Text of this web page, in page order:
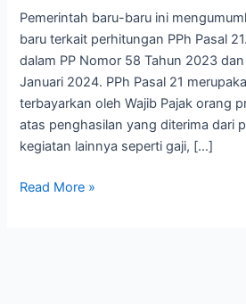
Pemerintah baru-baru ini
baru terkait perhitungan PPh Pasal
dalam PP Nomor 58 Tahun 2023
Januari 2024. PPh Pasal 21
terbayarkan oleh Wajib Pajak orang
atas penghasilan yang diterima dari
kegiatan lainnya seperti gaji, […]
yang
Efektif
dalam
PP
58/2023.
Read More »